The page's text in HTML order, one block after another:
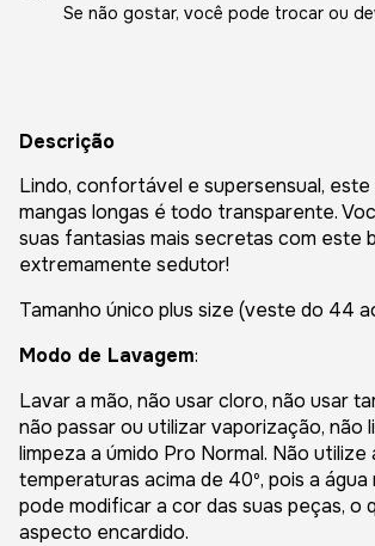
Se não gostar, você pode trocar ou
Descrição
Lindo, confortável e supersensual, este
mangas longas é todo transparente.
suas fantasias mais secretas com este
extremamente sedutor!
Tamanho único plus size (veste do 44
Modo de Lavagem:
Lavar a mão, não usar cloro, não usar
não passar ou utilizar vaporização, não
limpeza a úmido Pro Normal. Não utilize
temperaturas acima de 40º, pois a
pode modificar a cor das suas peças, o
aspecto encardido.